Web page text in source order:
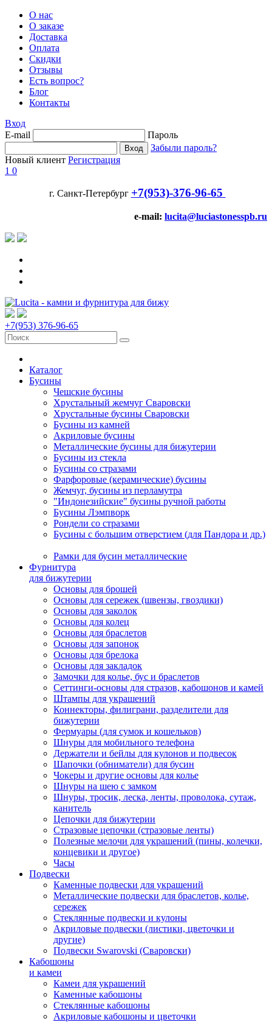
О нас
О заказе
Доставка
Оплата
Скидки
Отзывы
Есть вопрос?
Блог
Контакты
Вход
E-mail
Пароль
Забыли пароль?
Новый клиент Регистрация
1 0
г. Санкт-Петербург +7(953)-376-96-65
e-mail: lucita@luciastonesspb.ru
+7(953) 376-96-65
Каталог
Бусины
Чешские бусины
Хрустальный жемчуг Сваровски
Хрустальные бусины Сваровски
Бусины из камней
Акриловые бусины
Металлические бусины для бижутерии
Бусины из стекла
Бусины со стразами
Фарфоровые (керамические) бусины
Жемчуг, бусины из перламутра
"Индонезийские" бусины ручной работы
Бусины Лэмпворк
Рондели со стразами
Бусины с большим отверстием (для Пандора и др.)
Рамки для бусин металлические
Фурнитура
для бижутерии
Основы для брошей
Основы для сережек (швензы, гвоздики)
Основы для заколок
Основы для колец
Основы для браслетов
Основы для запонок
Основы для брелока
Основы для закладок
Замочки для колье, бус и браслетов
Сеттинги-основы для стразов, кабошонов и камей
Штампы для украшений
Коннекторы, филиграни, разделители для
бижутерии
Фермуары (для сумок и кошельков)
Шнуры для мобильного телефона
Держатели и бейлы для кулонов и подвесок
Шапочки (обниматели) для бусин
Чокеры и другие основы для колье
Шнуры на шею с замком
Шнуры, тросик, леска, ленты, проволока, сутаж,
канитель
Цепочки для бижутерии
Стразовые цепочки (стразовые ленты)
Полезные мелочи для украшений (пины, колечки,
концевики и другое)
Часы
Подвески
Каменные подвески для украшений
Металлические подвески для браслетов, колье,
сережек
Стеклянные подвески и кулоны
Акриловые подвески (листики, цветочки и
другие)
Подвески Swarovski (Сваровски)
Кабошоны
и камеи
Камеи для украшений
Каменные кабошоны
Стеклянные кабошоны
Акриловые кабошоны и цветочки